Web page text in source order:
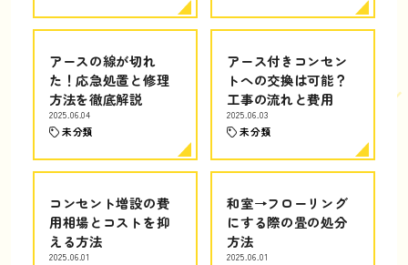
アースの線が切れ
た！応急処置と修理
方法を徹底解説
2025.06.04
未分類
アース付きコンセン
トへの交換は可能？
工事の流れと費用
2025.06.03
未分類
コンセント増設の費
用相場とコストを抑
える方法
2025.06.01
和室→フローリング
にする際の畳の処分
方法
2025.06.01